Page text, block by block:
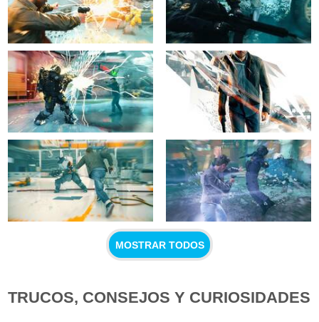
MOSTRAR TODOS
TRUCOS, CONSEJOS Y CURIOSIDADES